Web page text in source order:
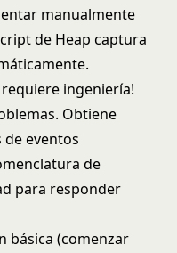
manualmente
de Heap captura
ingeniería!
Obtiene
eventos
de
para responder
básica (comenzar